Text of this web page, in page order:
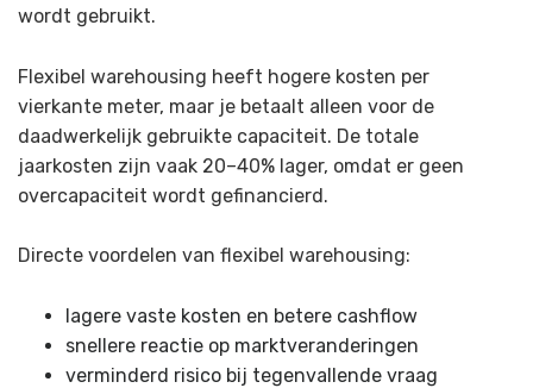
wordt gebruikt.
Flexibel warehousing heeft hogere kosten per
vierkante meter, maar je betaalt alleen voor de
daadwerkelijk gebruikte capaciteit. De totale
jaarkosten zijn vaak 20–40% lager, omdat er geen
overcapaciteit wordt gefinancierd.
Directe voordelen van flexibel warehousing:
lagere vaste kosten en betere cashflow
snellere reactie op marktveranderingen
verminderd risico bij tegenvallende vraag